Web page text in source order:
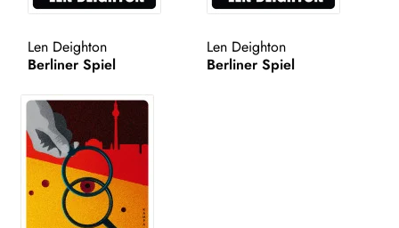
Search:
Len Deighton
Berliner Spiel
Len Deighton
Berliner Spiel